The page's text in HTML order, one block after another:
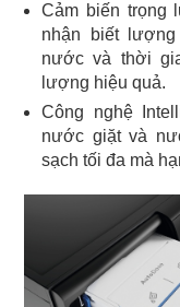
Cảm biến trọng
nhận biết
nước và thời
lượng hiệu quả.
Công nghệ
nước giặt và
sạch tối đa mà